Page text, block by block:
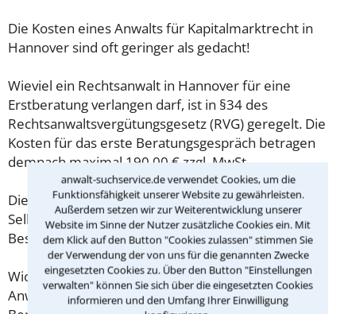
anwalt-suchservice.de verwendet Cookies, um die
Funktionsfähigkeit unserer Website zu gewährleisten.
Außerdem setzen wir zur Weiterentwicklung unserer
Website im Sinne der Nutzer zusätzliche Cookies ein. Mit
dem Klick auf den Button "Cookies zulassen" stimmen Sie
der Verwendung der von uns für die genannten Zwecke
eingesetzten Cookies zu. Über den Button "Einstellungen
verwalten" können Sie sich über die eingesetzten Cookies
informieren und den Umfang Ihrer Einwilligung
Die Kosten eines Anwalts für Kapitalmarktrecht in
Hannover sind oft geringer als gedacht!
Wieviel ein Rechtsanwalt in Hannover für eine
Erstberatung verlangen darf, ist in §34 des
Rechtsanwaltsvergütungsgesetz (RVG) geregelt. Die
Kosten für das erste Beratungsgespräch betragen
demnach maximal 190,00 € zzgl. MwSt.
Diese Regelung gilt jedoch nur für Verbraucher. Für
Selbstständige oder Freiberufler gilt diese
Beschränkung nicht.
Wichtig daher: Klären Sie die Kostenfrage mit Ihrem
Anwalt aus Hannover schon zu Beginn der ersten